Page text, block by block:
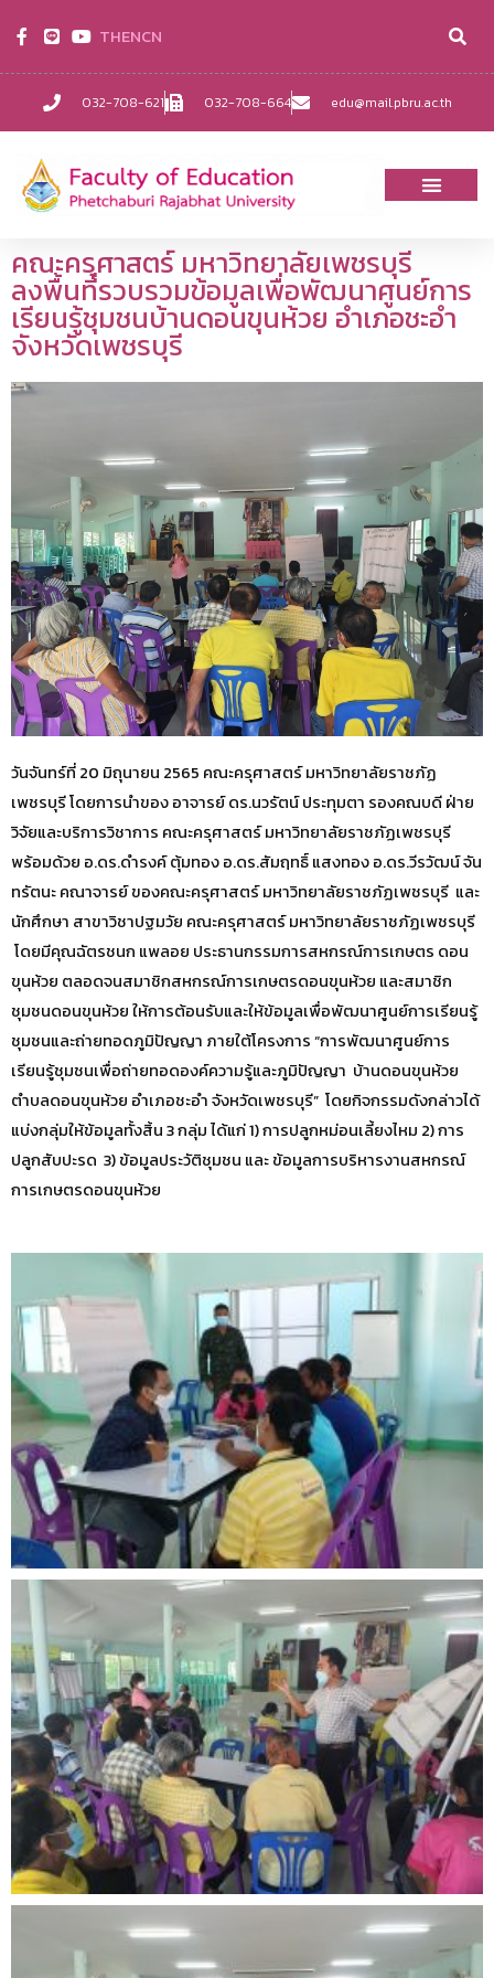
032-708-621 032-708-664 edu@mail.pbru.ac.th
THENCN
คณะครุศาสตร์ มหาวิทยาลัยเพชรบุรี
ลงพื้นที่รวบรวมข้อมูลเพื่อพัฒนาศูนย์การ
เรียนรู้ชุมชนบ้านดอนขุนห้วย อำเภอชะอำ
จังหวัดเพชรบุรี
วันจันทร์ที่ 20 มิถุนายน 2565 คณะครุศาสตร์ มหาวิทยาลัยราชภัฏ
เพชรบุรี โดยการนำของ อาจารย์ ดร.นวรัตน์ ประทุมตา รองคณบดี ฝ่าย
วิจัยและบริการวิชาการ คณะครุศาสตร์ มหาวิทยาลัยราชภัฏเพชรบุรี
พร้อมด้วย อ.ดร.ดำรงค์ ตุ้มทอง อ.ดร.สัมฤทธิ์ แสงทอง อ.ดร.วีรวัฒน์ จัน
ทรัตนะ คณาจารย์ ของคณะครุศาสตร์ มหาวิทยาลัยราชภัฏเพชรบุรี และ
นักศึกษา สาขาวิชาปฐมวัย คณะครุศาสตร์ มหาวิทยาลัยราชภัฏเพชรบุรี
โดยมีคุณฉัตรชนก แพลอย ประธานกรรมการสหกรณ์การเกษตร ดอน
ขุนห้วย ตลอดจนสมาชิกสหกรณ์การเกษตรดอนขุนห้วย และสมาชิก
ชุมชนดอนขุนห้วย ให้การต้อนรับและให้ข้อมูลเพื่อพัฒนาศูนย์การเรียนรู้
ชุมชนและถ่ายทอดภูมิปัญญา ภายใต้โครงการ “การพัฒนาศูนย์การ
เรียนรู้ชุมชนเพื่อถ่ายทอดองค์ความรู้และภูมิปัญญา บ้านดอนขุนห้วย
ตำบลดอนขุนห้วย อำเภอชะอำ จังหวัดเพชรบุรี” โดยกิจกรรมดังกล่าวได้
แบ่งกลุ่มให้ข้อมูลทั้งสิ้น 3 กลุ่ม ได้แก่ 1) การปลูกหม่อนเลี้ยงไหม 2) การ
ปลูกสับปะรด 3) ข้อมูลประวัติชุมชน และ ข้อมูลการบริหารงานสหกรณ์
การเกษตรดอนขุนห้วย